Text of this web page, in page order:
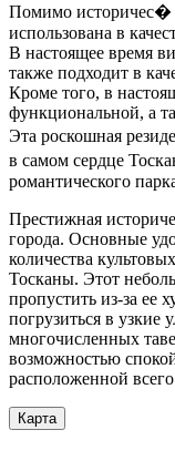
Помимо историчес�
использована в
В настоящее время
также подходит в
Кроме того, в
функциональной, а
Эта роскошная
в самом сердце
романтического
Престижная
города. Основные
количества
Тосканы. Этот
пропустить из-за ее
погрузиться в
многочисленных
возможностью
расположенной
Карта